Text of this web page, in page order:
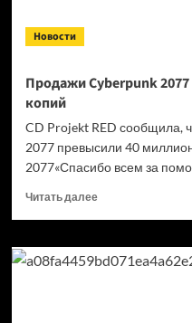
Новости
Продажи Cyberpunk
копий
CD Projekt RED сообщила,
2077 превысили 40
2077«Спасибо всем за
Читать далееПрочитать
Продажи
Cyberpunk